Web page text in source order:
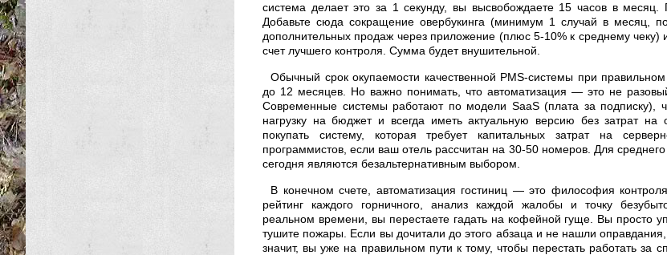
система делает это за 1 секунду, вы высвобождаете 15 часов в месяц.
Добавьте сюда сокращение овербукинга (минимум 1 случай в месяц,
дополнительных продаж через приложение (плюс 5-10% к среднему чеку)
счет лучшего контроля. Сумма будет внушительной.
Обычный срок окупаемости качественной PMS-системы при
до 12 месяцев. Но важно понимать, что автоматизация — это не
Современные системы работают по модели SaaS (плата за подписку),
нагрузку на бюджет и всегда иметь актуальную версию без затрат
покупать систему, которая требует капитальных затрат на
программистов, если ваш отель рассчитан на 30-50 номеров. Для
сегодня являются безальтернативным выбором.
В конечном счете, автоматизация гостиниц — это философия
рейтинг каждого горничного, анализ каждой жалобы и точку
реальном времени, вы перестаете гадать на кофейной гуще. Вы просто
тушите пожары. Если вы дочитали до этого абзаца и не нашли
значит, вы уже на правильном пути к тому, чтобы перестать работать за